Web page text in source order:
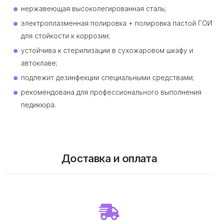
нержавеющая высоколегированная сталь;
электроплазменная полировка + полировка пастой ГОИ
для стойкости к коррозии;
устойчива к стерилизации в сухожаровом шкафу и
автоклаве;
подлежит дезинфекции специальными средствами;
рекомендована для профессионального выполнения
педикюра.
Доставка и оплата